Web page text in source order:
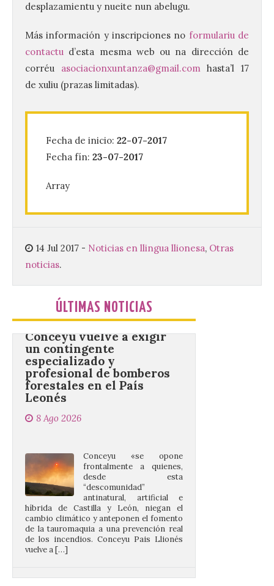
desplazamientu y nueite nun abelugu.
Más información y inscripciones no formulariu de
contactu d’esta mesma web ou na dirección de
corréu asociacionxuntanza@gmail.comhasta’l 17
de xuliu (prazas limitadas).
Fecha de inicio: 22-07-2017
Fecha fín: 23-07-2017
Array
14 Jul 2017 - Noticias en llingua llionesa, Otras
noticias.
ÚLTIMAS NOTICIAS
La UPSA impulsa la
creación musical con el I
Composición Coral Sacra
8 Ago 2026
Pontificia de Salamanca
premio de 3.000 euros. Las candidaturas
podrán presentarse hasta el 30 de
noviembre. La Universidad, a […]
Conceyu vuelve a exigir
especializado y
profesional de bomberos
forestales en el País
Leonés
8 Ago 2026
desde esta
“descomunidad”
antinatural, artificial e
híbrida de Castilla y León, niegan el
cambio climático y anteponen el fomento
de la tauromaquia a una prevención real
de los incendios. Conceyu Pais Llionés
vuelve a […]
Santander aconseja acudir